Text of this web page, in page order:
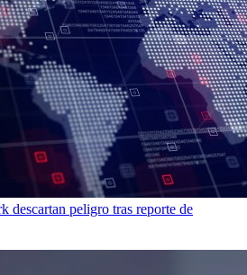
descartan peligro tras reporte de